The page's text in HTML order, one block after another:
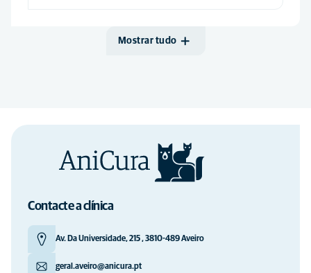
Mostrar tudo
Contacte a clínica
Av. Da Universidade, 215 , 3810-489 Aveiro
geral.aveiro@anicura.pt